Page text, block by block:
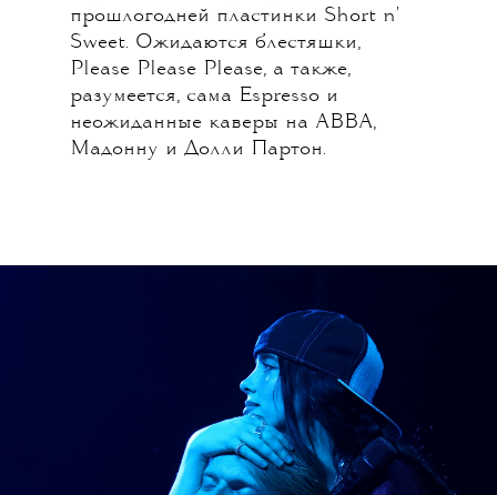
прошлогодней пластинки Short n'
Sweet. Ожидаются блестяшки,
Please Please Please, а также,
разумеется, сама Espresso и
неожиданные каверы на ABBA,
Мадонну и Долли Партон.